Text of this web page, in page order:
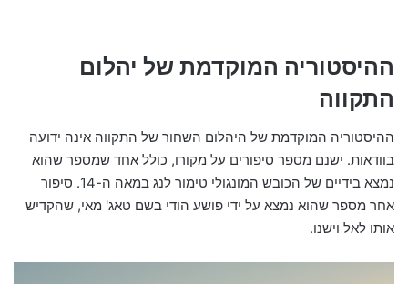
ההיסטוריה המוקדמת של יהלום
התקווה
ההיסטוריה המוקדמת של היהלום השחור של התקווה אינה ידועה
בוודאות. ישנם מספר סיפורים על מקורו, כולל אחד שמספר שהוא
נמצא בידיים של הכובש המונגולי טימור לנג במאה ה-14. סיפור
אחר מספר שהוא נמצא על ידי פושע הודי בשם טאג' מאי, שהקדיש
אותו לאל וישנו.